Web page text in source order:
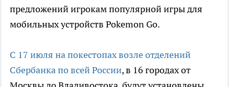
предложений игрокам популярной игры для
мобильных устройств Pokemon Go.
С 17 июля на покестопах возле отделений
Сбербанка по всей России, в 16 городах от